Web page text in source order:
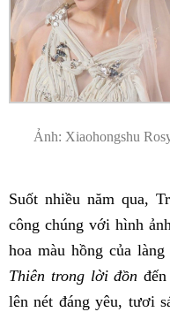
Ảnh: Xiaohongshu
Suốt nhiều năm qua,
công chúng với hình
hoa màu hồng của
Thiên trong lời đồn đến
lên nét đáng yêu, tươi